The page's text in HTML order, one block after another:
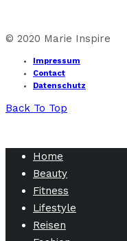
© 2020 Marie Inspire
Impressum
Contact
Datenschutz
Back To Top
Home
Beauty
Fitness
Lifestyle
Reisen